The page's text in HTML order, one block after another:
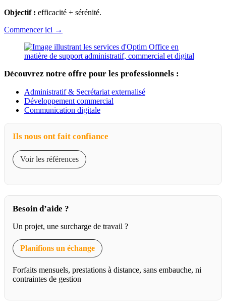
Objectif : efficacité + sérénité.
Commencer ici →
Découvrez notre offre pour les professionnels :
Administratif & Secrétariat externalisé
Développement commercial
Communication digitale
Ils nous ont fait confiance
Voir les références
Besoin d’aide ?
Un projet, une surcharge de travail ?
Planifions un échange
Forfaits mensuels, prestations à distance, sans embauche, ni
contraintes de gestion